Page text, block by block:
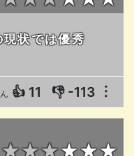
状では優秀
👍 11 👎 -113 ︙